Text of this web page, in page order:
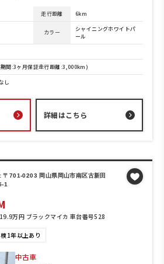
走行距離 6km
カラー
シャイニングホワイトパ
ール
間:3ヶ月保証走行距離:3,000km)
し
詳細はこちら
〒701-0203 岡山県岡山市南区古新田
1
万円 ブラックマイカ 車台番号528
1年以上あり
中古車